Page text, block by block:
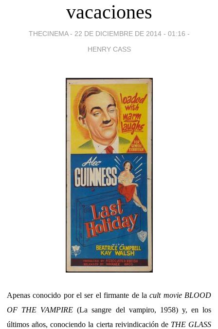
vacaciones
THECINEMA - 22 DE DICIEMBRE DE 2014 - 01:16 -
HENRY CASS
Apenas conocido por el ser el firmante de lacult movie BLOOD
OF THE VAMPIRE (La sangre del vampiro, 1958) y, en los
últimos años, conociendo la cierta reivindicación de THE GLASS